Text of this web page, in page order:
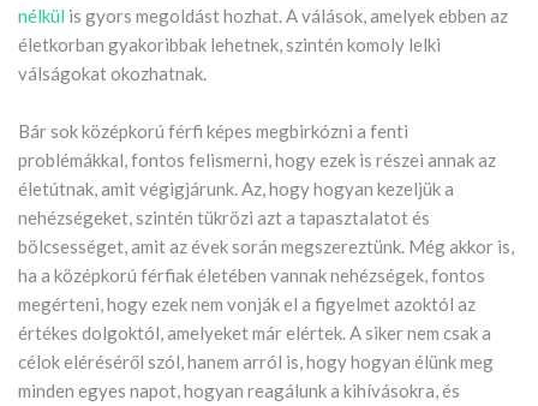
nélkül is gyors megoldást hozhat. A válások, amelyek ebben az
életkorban gyakoribbak lehetnek, szintén komoly lelki
válságokat okozhatnak.
Bár sok középkorú férfi képes megbirkózni a fenti
problémákkal, fontos felismerni, hogy ezek is részei annak az
életútnak, amit végigjárunk. Az, hogy hogyan kezeljük a
nehézségeket, szintén tükrözi azt a tapasztalatot és
bölcsességet, amit az évek során megszereztünk. Még akkor is,
ha a középkorú férfiak életében vannak nehézségek, fontos
megérteni, hogy ezek nem vonják el a figyelmet azoktól az
értékes dolgoktól, amelyeket már elértek. A siker nem csak a
célok eléréséről szól, hanem arról is, hogy hogyan élünk meg
minden egyes napot, hogyan reagálunk a kihívásokra, és